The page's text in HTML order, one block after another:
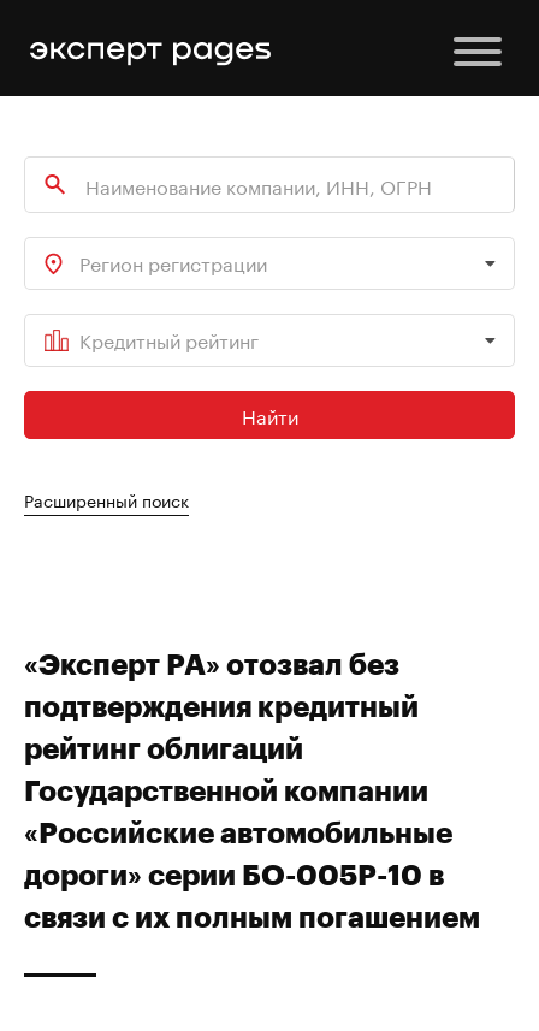
Регион регистрации
Кредитный рейтинг
Найти
Расширенный поиск
«Эксперт РА» отозвал без
подтверждения кредитный
рейтинг облигаций
Государственной компании
«Российские автомобильные
дороги» серии БО-005P-10 в
связи с их полным погашением